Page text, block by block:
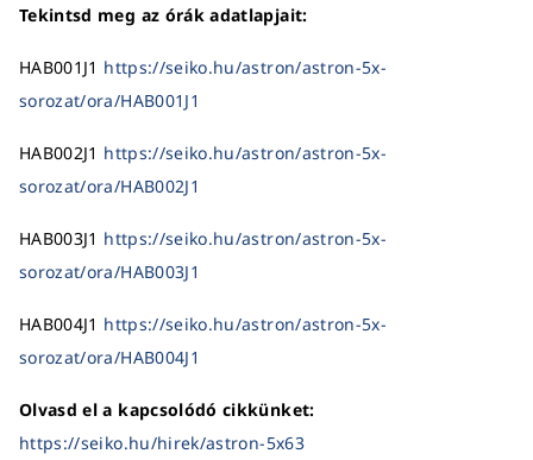
Tekintsd meg az órák adatlapjait:
HAB001J1 https://seiko.hu/astron/astron-5x-
sorozat/ora/HAB001J1
HAB002J1 https://seiko.hu/astron/astron-5x-
sorozat/ora/HAB002J1
HAB003J1 https://seiko.hu/astron/astron-5x-
sorozat/ora/HAB003J1
HAB004J1 https://seiko.hu/astron/astron-5x-
sorozat/ora/HAB004J1
Olvasd el a kapcsolódó cikkünket:
https://seiko.hu/hirek/astron-5x63